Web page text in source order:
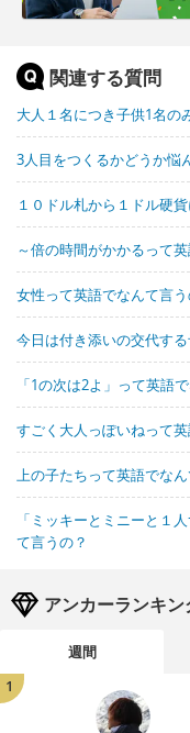
関連する質問
大人１名につき子供1名の
3人目をつくるかどうか悩
１０ドル札から１ドル硬
～倍の時間がかかるって
女性って英語でなんて言う
今日は付き添いの交代す
「1の次は2よ」って英語
すごく大人っぽいねって
上の子たちって英語でな
「ミッキーとミニーと１
て言うの？
アンカーランキン
週間
1